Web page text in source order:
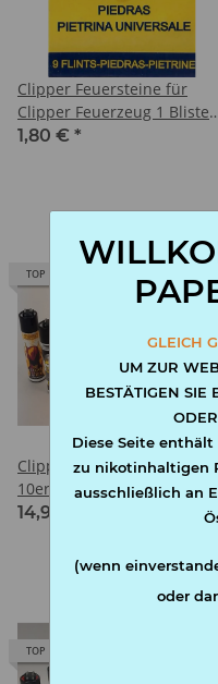
Clipper Feuersteine für
Clipper Feuerzeug 1 Blister
je 9 Seine
1,80 € *
TOP
Clipper Feuerzeug Rund,
10er-Set, div. Motiv
14,90 €
TOP
GLEICH
UM ZUR
BESTÄTIGEN SIE
Diese Seite
zu nikotinhaltigen
ausschließlich an
(wenn
oder